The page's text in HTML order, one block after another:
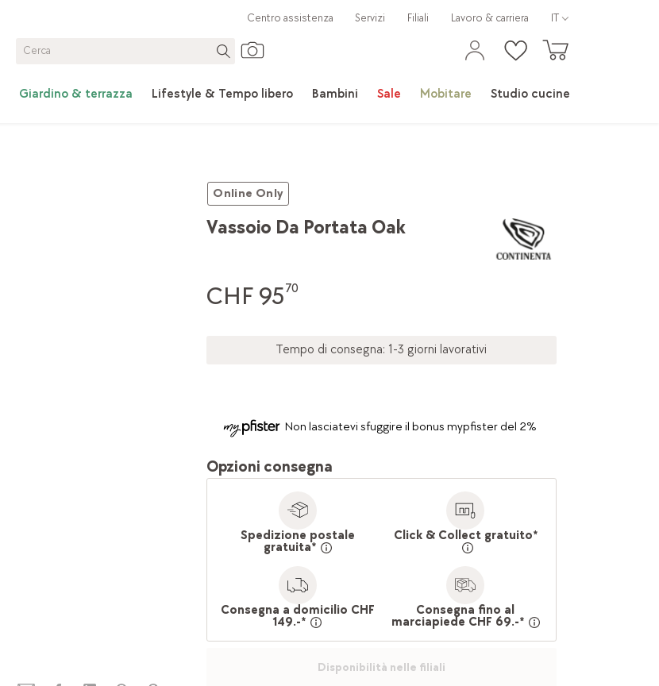
Giardino & terrazza Lifestyle & Tempo libero Bambini Sale Mobitare Studio cucine
Centro assistenza Servizi Filiali Lavoro & carriera IT
Online Only
Vassoio Da Portata Oak
CHF 9570
Tempo di consegna: 1-3 giorni lavorativi
Non lasciatevi sfuggire il bonus mypfister del 2%
Opzioni consegna
Spedizione postale
gratuita*
Click & Collect gratuito*
Consegna a domicilio CHF
149.-*
Consegna fino al
marciapiede CHF 69.-*
Disponibilità nelle filiali